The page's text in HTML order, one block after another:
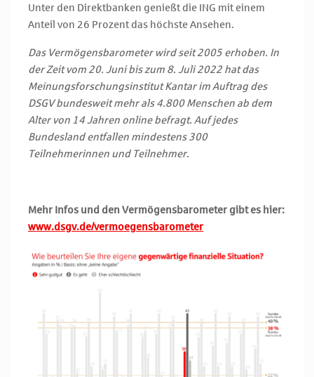
Unter den Direktbanken genießt die ING mit einem
Anteil von 26 Prozent das höchste Ansehen.
Das Vermögensbarometer wird seit 2005 erhoben. In
der Zeit vom 20. Juni bis zum 8. Juli 2022 hat das
Meinungsforschungsinstitut Kantar im Auftrag des
DSGV bundesweit mehr als 4.800 Menschen ab dem
Alter von 14 Jahren online befragt. Auf jedes
Bundesland entfallen mindestens 300
Teilnehmerinnen und Teilnehmer.
Mehr Infos und den Vermögensbarometer gibt es hier:
www.dsgv.de/vermoegensbarometer